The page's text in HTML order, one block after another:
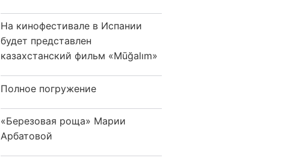
На кинофестивале в Испании
будет представлен
казахстанский фильм «Mūğalım»
Полное погружение
«Березовая роща» Марии
Арбатовой